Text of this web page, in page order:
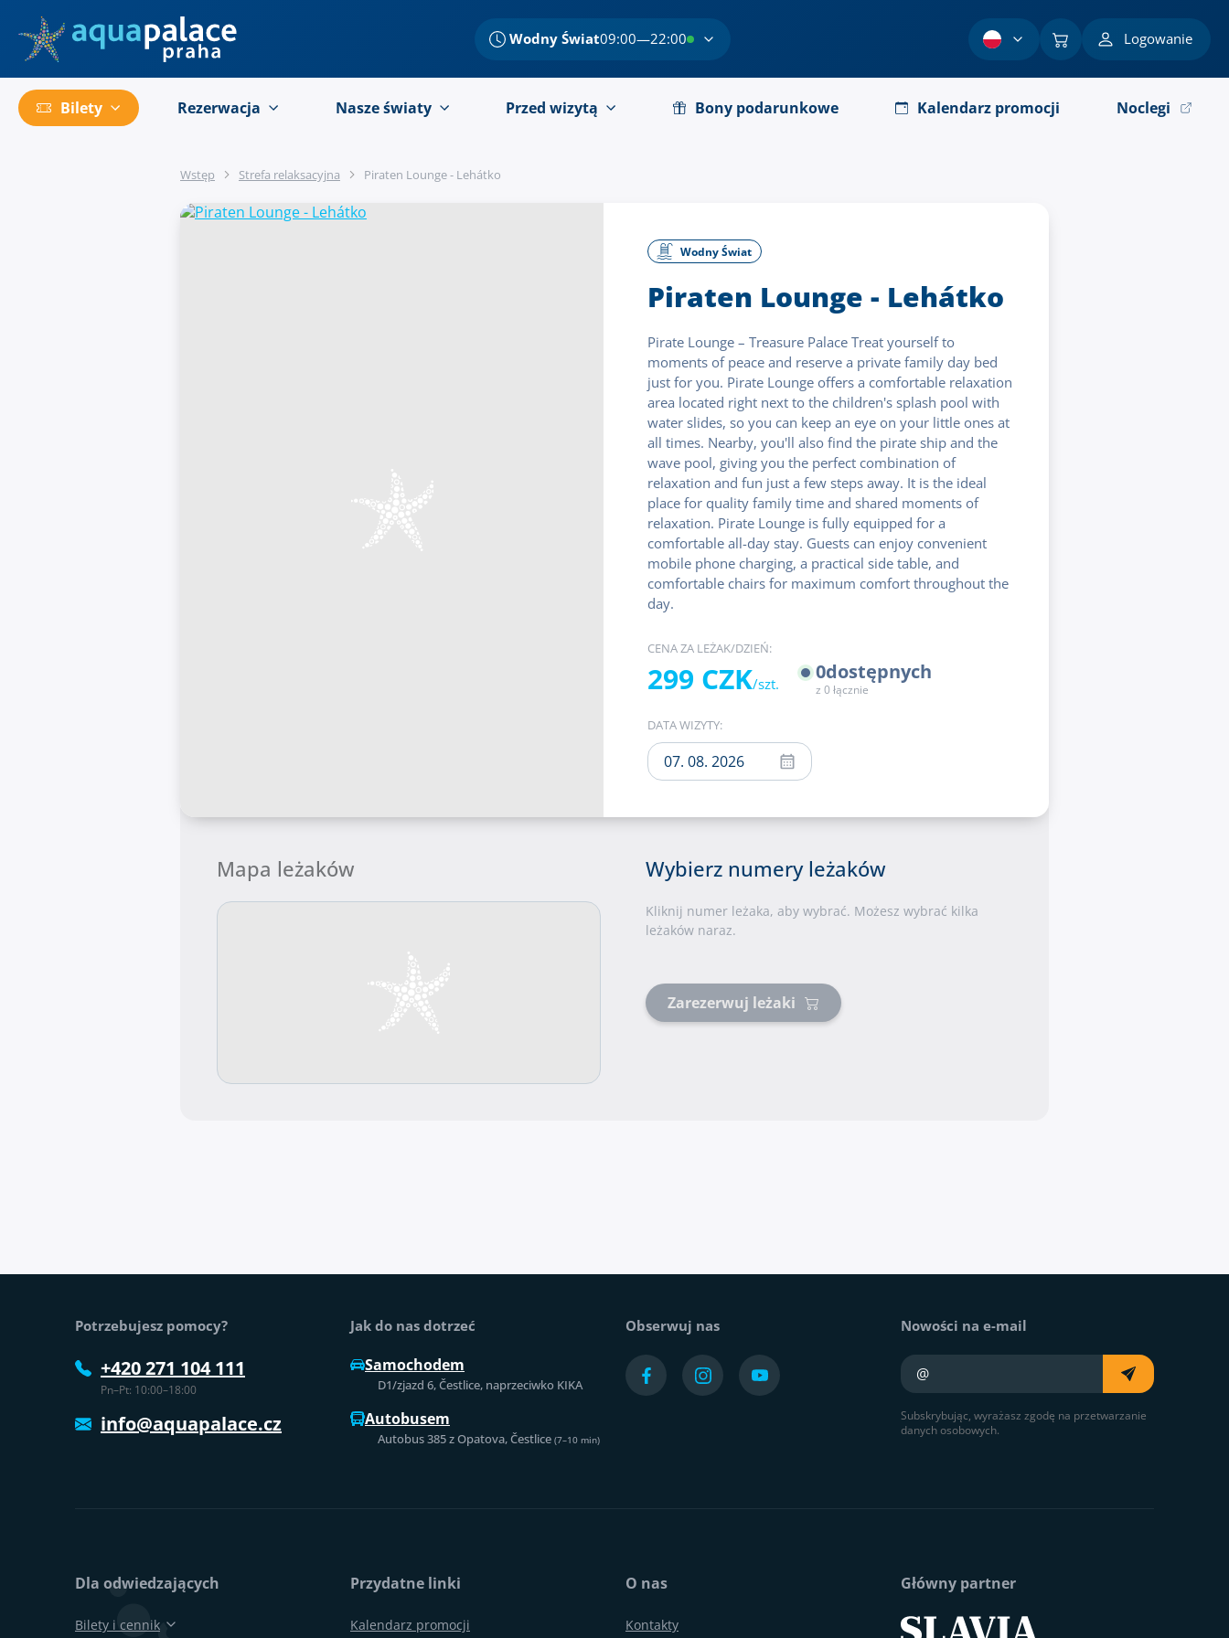
Wodny Świat09:00—22:00 Logowanie
Bilety Rezerwacja Nasze światy Przed wizytą Bony podarunkowe Kalendarz promocji Noclegi
Wstęp Strefa relaksacyjna Piraten Lounge - Lehátko
Wodny Świat
Piraten Lounge - Lehátko
Pirate Lounge – Treasure Palace Treat yourself to
moments of peace and reserve a private family day bed
just for you. Pirate Lounge offers a comfortable relaxation
area located right next to the children's splash pool with
water slides, so you can keep an eye on your little ones at
all times. Nearby, you'll also find the pirate ship and the
wave pool, giving you the perfect combination of
relaxation and fun just a few steps away. It is the ideal
place for quality family time and shared moments of
relaxation. Pirate Lounge is fully equipped for a
comfortable all-day stay. Guests can enjoy convenient
mobile phone charging, a practical side table, and
comfortable chairs for maximum comfort throughout the
day.
CENA ZA LEŻAK/DZIEŃ:
299 CZK/szt. 0dostępnych
z 0 łącznie
DATA WIZYTY:
Wybierz numery leżaków
Kliknij numer leżaka, aby wybrać. Możesz wybrać kilka
leżaków naraz.
Zarezerwuj leżaki
Mapa leżaków
Potrzebujesz pomocy?
+420 271 104 111
Pn–Pt: 10:00–18:00
info@aquapalace.cz
Jak do nas dotrzeć
Samochodem
D1/zjazd 6, Čestlice, naprzeciwko KIKA
Autobusem
Autobus 385 z Opatova, Čestlice (7–10 min)
Obserwuj nas Nowości na e-mail
Twój e-mail
Subskrybując, wyrażasz zgodę na przetwarzanie
danych osobowych.
Dla odwiedzających
Bilety i cennik
Przydatne linki
Kalendarz promocji
O nas
Kontakty
Główny partner